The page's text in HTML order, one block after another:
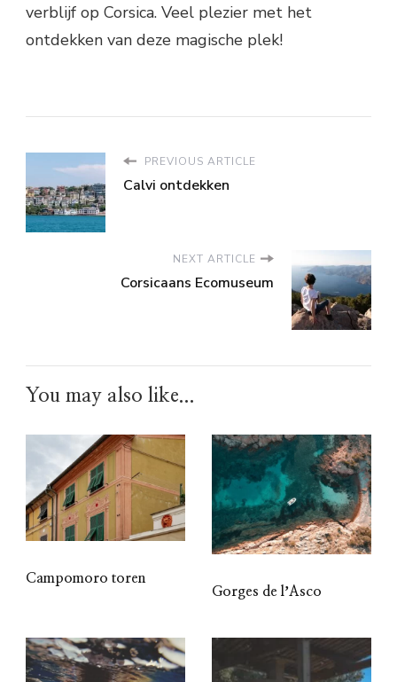
verblijf op Corsica. Veel plezier met het
ontdekken van deze magische plek!
PREVIOUS ARTICLE
Calvi ontdekken
NEXT ARTICLE
Corsicaans Ecomuseum
You may also like...
Campomoro toren
Gorges de lʼAsco